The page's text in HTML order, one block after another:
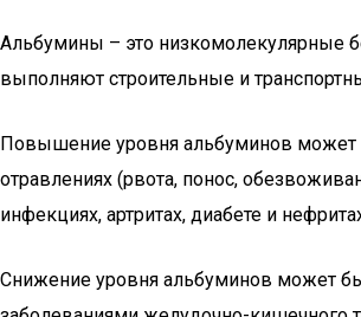
Альбумины – это низкомолекулярные
выполняют строительные и
Повышение уровня альбуминов может
отравлениях (рвота, понос,
инфекциях, артритах, диабете и
Снижение уровня альбуминов может